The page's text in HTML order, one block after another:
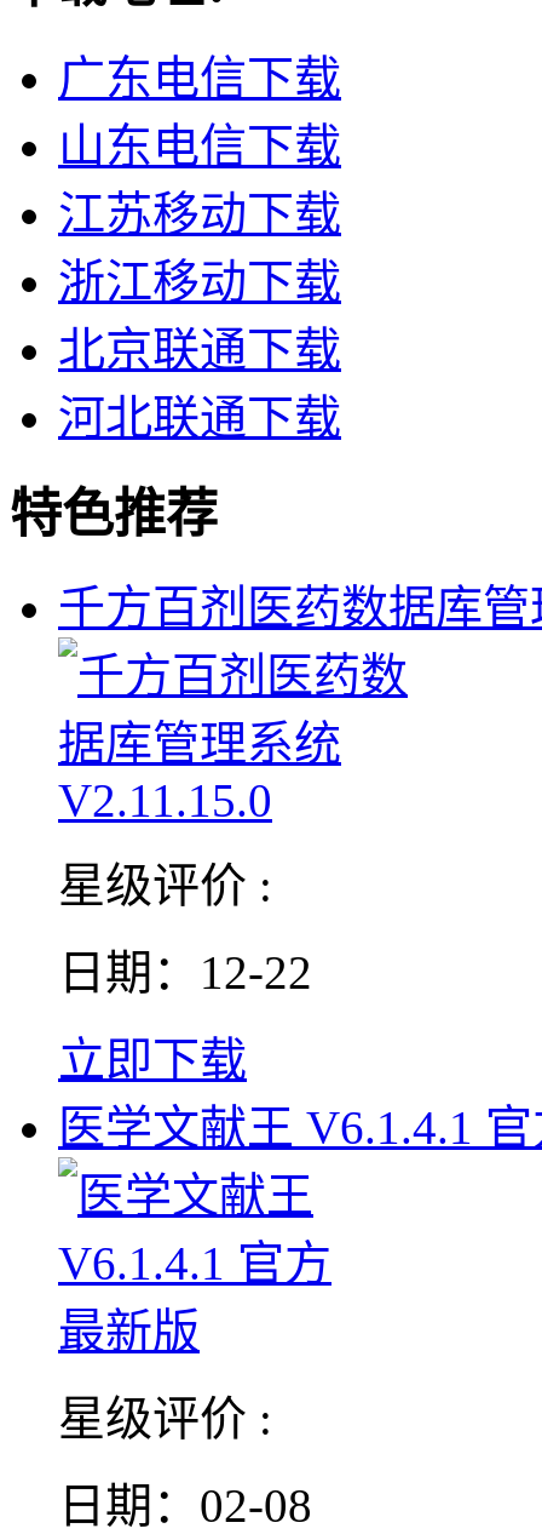
广东电信下载
山东电信下载
江苏移动下载
浙江移动下载
北京联通下载
河北联通下载
特色推荐
千方百剂医药数据库管
星级评价 :
日期：12-22
立即下载
医学文献王 V6.1.4.1
星级评价 :
日期：02-08